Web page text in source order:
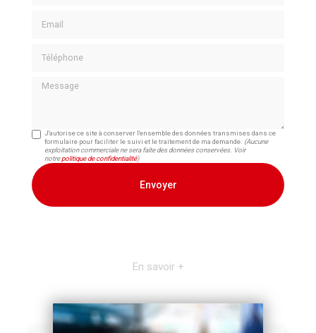
Message
J'autorise ce site à conserver l'ensemble des données transmises dans ce
formulaire pour faciliter le suivi et le traitement de ma demande. (Aucune
exploitation commerciale ne sera faite des données conservées. Voir
notrepolitique de confidentialité)
En savoir +